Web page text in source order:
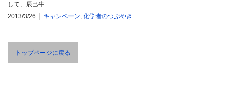
して、辰巳牛…
2013/3/26
キャンペーン, 化学者のつぶやき
トップページに戻る